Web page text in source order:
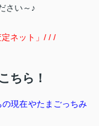
さい～♪
ネット」/ / /
ちら！
の現在やたまごっちみ